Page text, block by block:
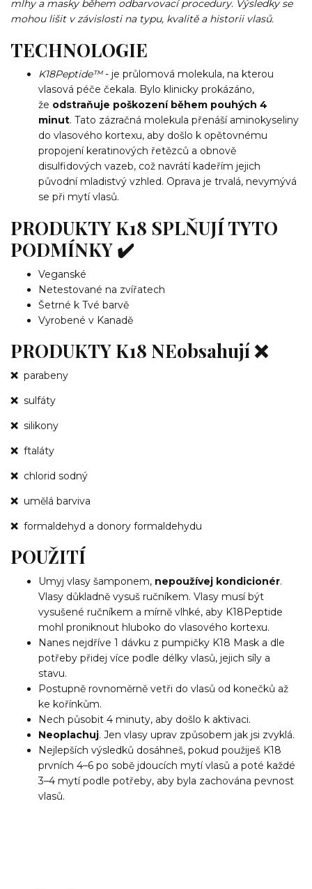
mlhy a masky během odbarvovací procedury. Výsledky se
mohou lišit v závislosti na typu, kvalitě a historii vlasů.
TECHNOLOGIE
K18Peptide™- je průlomová molekula, na kterou
vlasová péče čekala. Bylo klinicky prokázáno,
že odstraňuje poškození během pouhých 4
minut. Tato zázračná molekula přenáší aminokyseliny
do vlasového kortexu, aby došlo k opětovnému
propojení keratinových řetězců a obnově
disulfidových vazeb, což navrátí kadeřím jejich
původní mladistvý vzhled. Oprava je trvalá, nevymývá
se při mytí vlasů.
PRODUKTY K18 SPLŇUJÍ TYTO
PODMÍNKY ✔️
Veganské
Netestované na zvířatech
Šetrné k Tvé barvě
Vyrobené v Kanadě
PRODUKTY K18 NEobsahují ❌
❌ parabeny
❌ sulfáty
❌ silikony
❌ ftaláty
❌ chlorid sodný
❌ umělá barviva
❌ formaldehyd a donory formaldehydu
POUŽITÍ
Umyj vlasy šamponem, nepoužívej kondicionér.
Vlasy důkladně vysuš ručníkem. Vlasy musí být
vysušené ručníkem a mírně vlhké, aby K18Peptide
mohl proniknout hluboko do vlasového kortexu.
Nanes nejdříve 1 dávku z pumpičky K18 Mask a dle
potřeby přidej více podle délky vlasů, jejich síly a
stavu.
Postupně rovnoměrně vetři do vlasů od konečků až
ke kořínkům.
Nech působit 4 minuty, aby došlo k aktivaci.
Neoplachuj. Jen vlasy uprav způsobem jak jsi zvyklá.
Nejlepších výsledků dosáhneš, pokud použiješ K18
prvních 4–6 po sobě jdoucích mytí vlasů a poté každé
3–4 mytí podle potřeby, aby byla zachována pevnost
vlasů.